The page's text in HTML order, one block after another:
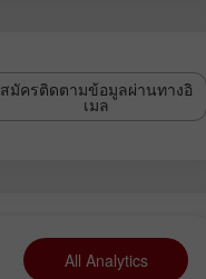
สมัครติดตามข้อมูลผ่านทางอิ
เมล
All Analytics